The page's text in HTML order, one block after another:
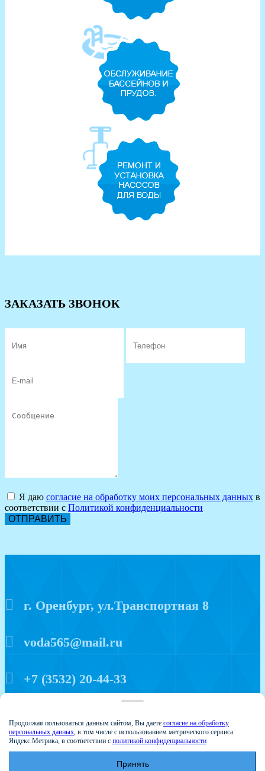
ЗАКАЗАТЬ ЗВОНОК
Я даю согласие на обработку моих персональных данных в
соответствии с Политикой конфиденциальности
ОТПРАВИТЬ
г. Оренбург, ул.Транспортная 8
voda565@mail.ru
+7 (3532) 20-44-33
Продолжая пользоваться данным сайтом, Вы даете согласие на обработку
персональных данных, в том числе с использованием метрического сервиса
Яндекс.Метрика, в соответствии с политикой конфиденциальности
Принять